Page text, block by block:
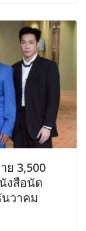
ย 3,500
งสือนัด
นวาคม